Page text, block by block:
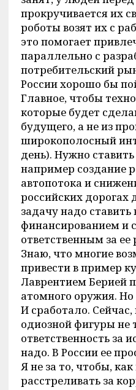
прокручивается их
роботы возят их с
это помогает
параллельно с
потребительский
России хорошо бы
Главное, чтобы
которые будет
будущего, а не из
широкополосный
день). Нужно
например создание
автопотока и
российских дорогах
задачу надо ставить
финансированием и
ответственным за
Знаю, что многие
привести в пример
Лаврентием Берией
атомного оружия.
И сработало. Сейчас,
одиозной фигуры не
ответственность за
надо. В России ее
Я не за то, чтобы, как
расстреливать за